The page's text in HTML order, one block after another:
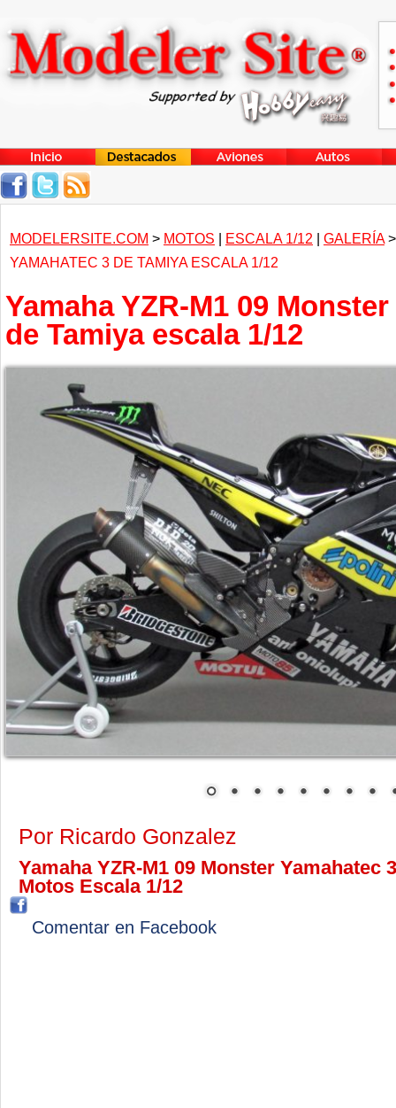
MODELERSITE.COM > MOTOS | ESCALA 1/12 | GALERÍA
YAMAHATEC 3 DE TAMIYA ESCALA 1/12
Yamaha YZR-M1 09
de Tamiya escala 1/12
Por Ricardo Gonzalez
Yamaha YZR-M1 09 Monster Yamahatec
Motos Escala 1/12
Comentar en Facebook